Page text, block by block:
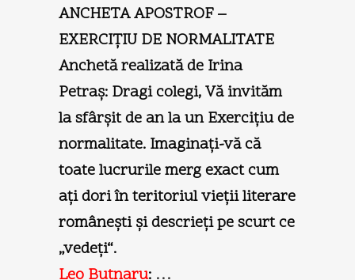
ANCHETA APOSTROF –
EXERCIŢIU DE NORMALITATE
Anchetă realizată de Irina
Petraş: Dragi colegi, Vă invităm
la sfârşit de an la un Exerciţiu de
normalitate. Imaginaţi-vă că
toate lucrurile merg exact cum
aţi dori în teritoriul vieţii literare
româneşti şi descrieţi pe scurt ce
„vedeţi“.
Leo Butnaru: …